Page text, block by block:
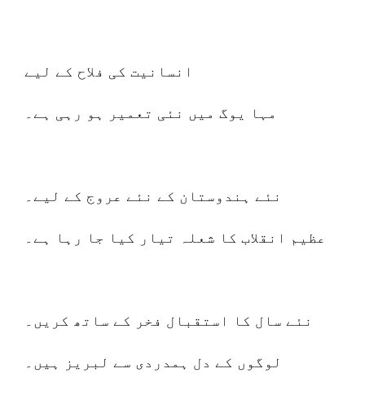
انسانیت کی فلاح کے لیے
مہا یوگ میں نئی ​​تعمیر ہو رہی ہے۔
نئے ہندوستان کے نئے عروج کے لیے۔
عظیم انقلاب کا شعلہ تیار کیا جا رہا ہے۔
نئے سال کا استقبال فخر کے ساتھ کریں۔
لوگوں کے دل ہمدردی سے لبریز ہیں۔